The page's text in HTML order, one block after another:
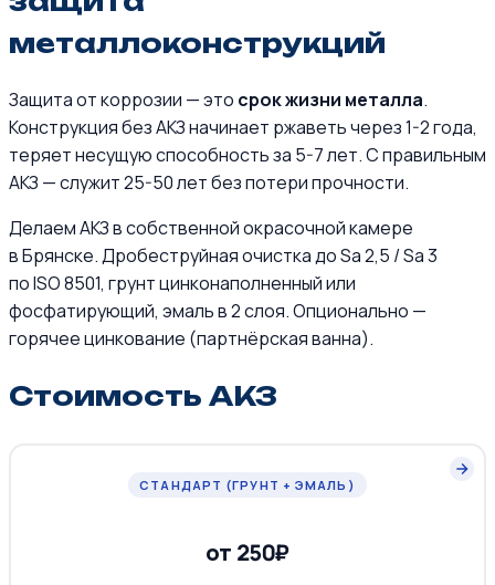
металлоконструкций
Защита от коррозии — это срок жизни металла.
Конструкция без АКЗ начинает ржаветь через 1-2 года,
теряет несущую способность за 5-7 лет. С правильным
АКЗ — служит 25-50 лет без потери прочности.
Делаем АКЗ в собственной окрасочной камере
в Брянске. Дробеструйная очистка до Sa 2,5 / Sa 3
по ISO 8501, грунт цинконаполненный или
фосфатирующий, эмаль в 2 слоя. Опционально —
горячее цинкование (партнёрская ванна).
Стоимость АКЗ
СТАНДАРТ (ГРУНТ + ЭМАЛЬ)
от 250₽